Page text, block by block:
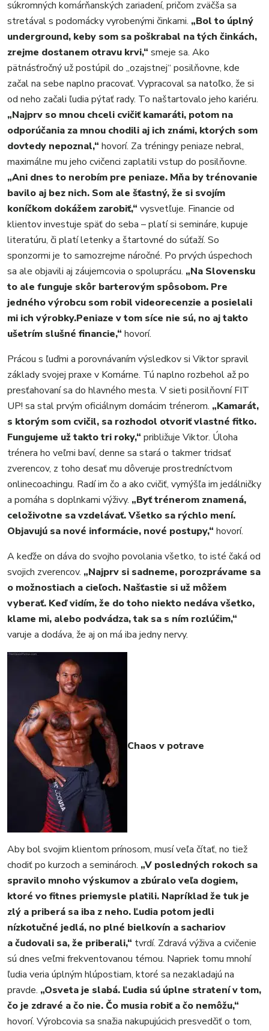
súkromných komárňanských zariadení, pričom zväčša sa
stretával s podomácky vyrobenými činkami. „Bol to úplný
underground, keby som sa poškrabal na tých činkách,
zrejme dostanem otravu krvi,“ smeje sa. Ako
pätnásťročný už postúpil do „ozajstnej“ posilňovne, kde
začal na sebe naplno pracovať. Vypracoval sa natoľko, že si
od neho začali ľudia pýtať rady. To naštartovalo jeho kariéru.
„Najprv so mnou chceli cvičiť kamaráti, potom na
odporúčania za mnou chodili aj ich známi, ktorých som
dovtedy nepoznal,“ hovorí. Za tréningy peniaze nebral,
maximálne mu jeho cvičenci zaplatili vstup do posilňovne.
„Ani dnes to nerobím pre peniaze. Mňa by trénovanie
bavilo aj bez nich. Som ale šťastný, že si svojím
koníčkom dokážem zarobiť,“ vysvetľuje. Financie od
klientov investuje späť do seba – platí si semináre, kupuje
literatúru, či platí letenky a štartovné do súťaží. So
sponzormi je to samozrejme náročné. Po prvých úspechoch
sa ale objavili aj záujemcovia o spoluprácu. „Na Slovensku
to ale funguje skôr barterovým spôsobom. Pre
jedného výrobcu som robil videorecenzie a posielali
mi ich výrobky.Peniaze v tom síce nie sú, no aj takto
ušetrím slušné financie,“ hovorí.
Prácou s ľuďmi a porovnávaním výsledkov si Viktor spravil
základy svojej praxe v Komárne. Tú naplno rozbehol až po
presťahovaní sa do hlavného mesta. V sieti posilňovní FIT
UP! sa stal prvým oficiálnym domácim trénerom. „Kamarát,
s ktorým som cvičil, sa rozhodol otvoriť vlastné fitko.
Fungujeme už takto tri roky,“ približuje Viktor. Úloha
trénera ho veľmi baví, denne sa stará o takmer tridsať
zverencov, z toho desať mu dôveruje prostredníctvom
onlinecoachingu. Radí im čo a ako cvičiť, vymýšľa im jedálničky
a pomáha s doplnkami výživy. „Byť trénerom znamená,
celoživotne sa vzdelávať. Všetko sa rýchlo mení.
Objavujú sa nové informácie, nové postupy,“ hovorí.
A keďže on dáva do svojho povolania všetko, to isté čaká od
svojich zverencov. „Najprv si sadneme, porozprávame sa
o možnostiach a cieľoch. Našťastie si už môžem
vyberať. Keď vidím, že do toho niekto nedáva všetko,
klame mi, alebo podvádza, tak sa s ním rozlúčim,“
varuje a dodáva, že aj on má iba jedny nervy.
Chaos v potrave
Aby bol svojim klientom prínosom, musí veľa čítať, no tiež
chodiť po kurzoch a seminároch. „V posledných rokoch sa
spravilo mnoho výskumov a zbúralo veľa dogiem,
ktoré vo fitnes priemysle platili. Napríklad že tuk je
zlý a priberá sa iba z neho. Ľudia potom jedli
nízkotučné jedlá, no plné bielkovín a sachariov
a čudovali sa, že priberali,“ tvrdí. Zdravá výživa a cvičenie
sú dnes veľmi frekventovanou témou. Napriek tomu mnohí
ľudia veria úplným hlúpostiam, ktoré sa nezakladajú na
pravde. „Osveta je slabá. Ľudia sú úplne stratení v tom,
čo je zdravé a čo nie. Čo musia robiť a čo nemôžu,“
hovorí. Výrobcovia sa snažia nakupujúcich presvedčiť o tom,